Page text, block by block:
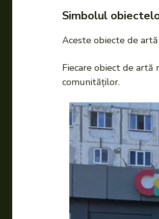
Simbolul
Aceste obiecte de
Fiecare obiect de
comunităților.